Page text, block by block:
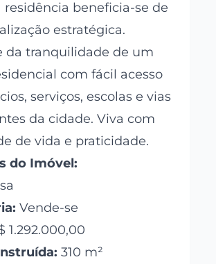
residência beneficia-se de
estratégica.
da tranquilidade de um
com fácil acesso
serviços, escolas e vias
da cidade. Viva com
de vida e praticidade.
do Imóvel:
Vende-se
1.292.000,00
310 m²